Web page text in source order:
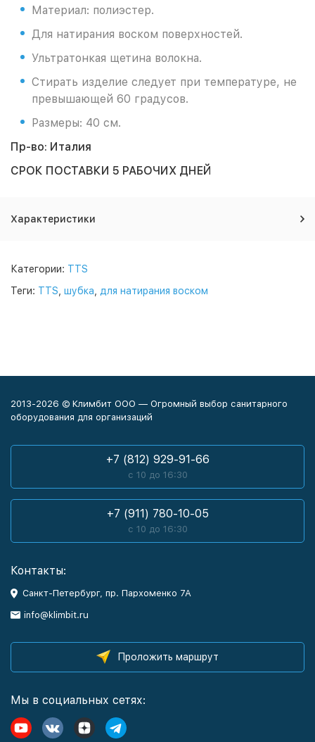
Материал: полиэстер.
Для натирания воском поверхностей.
Ультратонкая щетина волокна.
Стирать изделие следует при температуре, не
превышающей 60 градусов.
Размеры: 40 см.
Пр-во: Италия
СРОК ПОСТАВКИ 5 РАБОЧИХ ДНЕЙ
Характеристики
Категории: TTS
Теги: TTS шубка для натирания воском
2013-2026 © Климбит ООО — Огромный выбор санитарного
оборудования для организаций
+7 (812) 929-91-66
с 10 до 16:30
+7 (911) 780-10-05
с 10 до 16:30
Контакты:
Санкт-Петербург, пр. Пархоменко 7А
info@klimbit.ru
Проложить маршрут
Мы в социальных сетях: